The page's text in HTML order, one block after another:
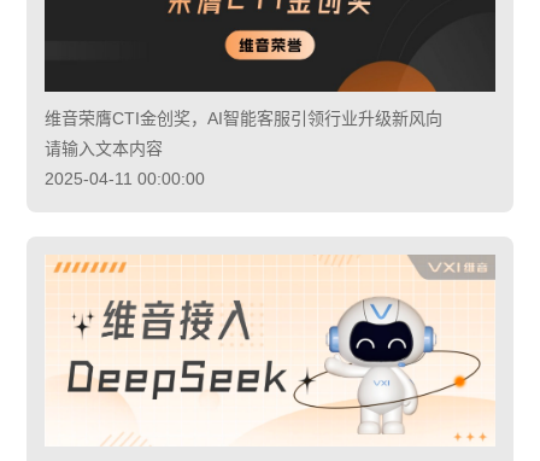
维音荣膺CTI金创奖，AI智能客服引领行业升级新风向
请输入文本内容
2025-04-11 00:00:00